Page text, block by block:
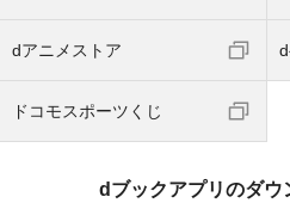
dアニメストア
ドコモスポーツくじ
dブックアプリのダウ